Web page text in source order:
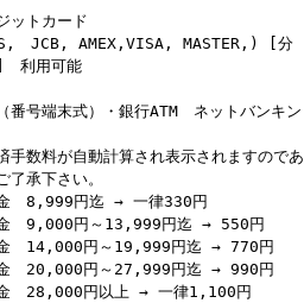
ットカード
JCB, AMEX,VISA, MASTER,) [分
利用可能
番号端末式）・銀行ATM ネットバンキン
手数料が自動計算され表示されますのであ
了承下さい。
金 8,999円迄 → 一律330円
金 9,000円～13,999円迄 → 550円
金 14,000円～19,999円迄 → 770円
金 20,000円～27,999円迄 → 990円
金 28,000円以上 → 一律1,100円